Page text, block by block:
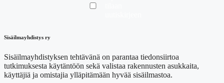
Sisäilmayhdistys ry
Sisäilmayhdistyksen tehtävänä on parantaa tiedonsiirtoa
tutkimuksesta käytäntöön sekä valistaa rakennusten asukkaita,
käyttäjiä ja omistajia ylläpitämään hyvää sisäilmastoa.